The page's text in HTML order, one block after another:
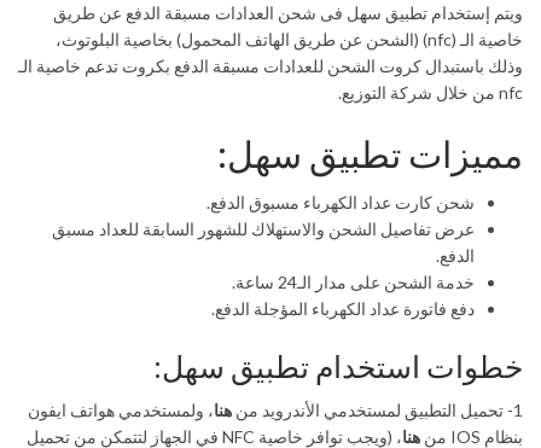
ويتم إستخدام تطبيق سهل فى شحن العدادات مسبقة الدفع عن طريق
خاصية الـ (nfc) (الشحن عن طريق الهاتف المحمول) بخاصية البلوتوث،
وذلك باستبدال كروت الشحن للعدادات مسبقة الدفع بكروت تدعم خاصية الـ
nfc من خلال شركة التوزيع.
مميزات تطبيق سهل:
شحن كارت عداد الكهرباء مسبوق الدفع.
عرض تفاصيل الشحن والاستهلاك للشهور السابقة للعداد مسبق
الدفع.
خدمة الشحن على مدار الـ24 ساعة.
دفع فاتورة عداد الكهرباء المؤجلة الدفع.
خطوات استخدام تطبيق سهل:
1- تحميل التطبيق لمستخدمي الأندرويد من هنا، ولمستخدمي هواتف ايفون
بنظام IOS من
هنا
، (ويجب توافر خاصية NFC في الجهاز لتتمكن من تحميل